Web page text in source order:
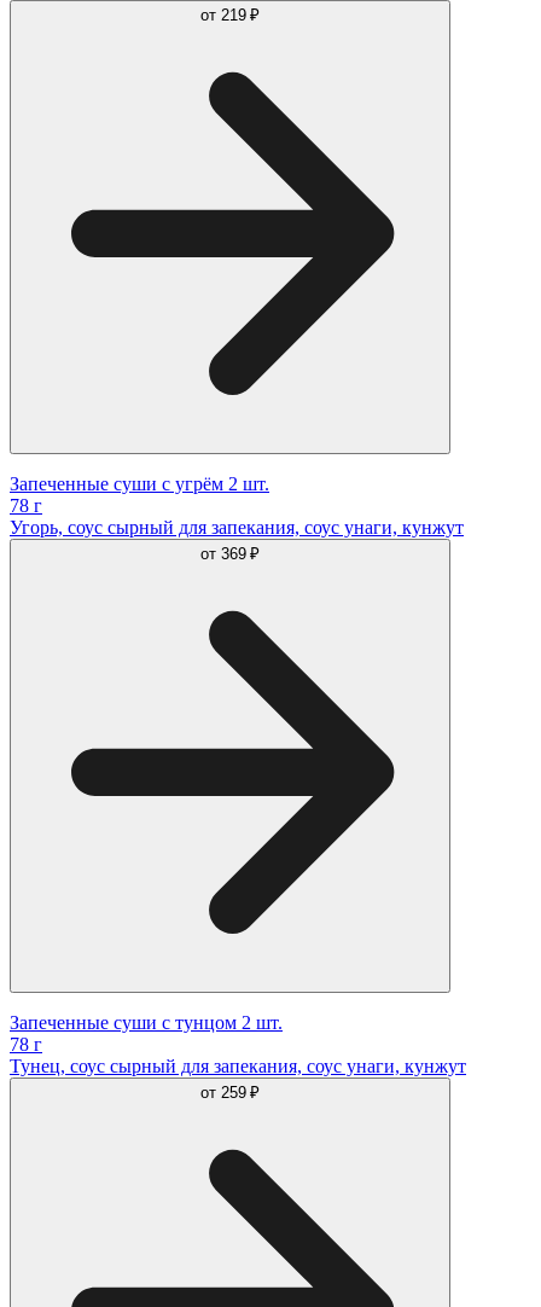
от 219 ₽
Запеченные суши с угрём 2 шт.
78 г
Угорь, соус сырный для запекания, соус унаги, кунжут
от 369 ₽
Запеченные суши с тунцом 2 шт.
78 г
Тунец, соус сырный для запекания, соус унаги, кунжут
от 259 ₽